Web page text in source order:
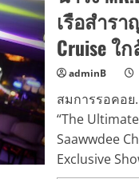
จ
ข
นั
สู้
ผู้
ส
เ
โ
แ
ปั้
ค
รุ่
ใ
เรือสำรา
Cruise ใ
adminB
สมการรอคอย
“The
Saawwdee
Exclusive